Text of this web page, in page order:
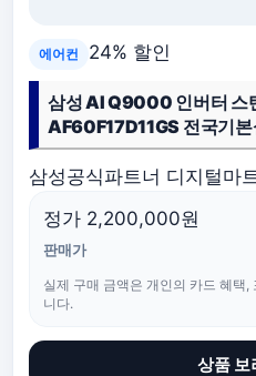
에어컨 24% 할인
삼성 AI Q9000 인버터 스
AF60F17D11GS 전국기
삼성공식파트너 디지털마
정가 2,200,000원
판매가
실제 구매 금액은 개인의 카드 혜택
니다.
상품 보